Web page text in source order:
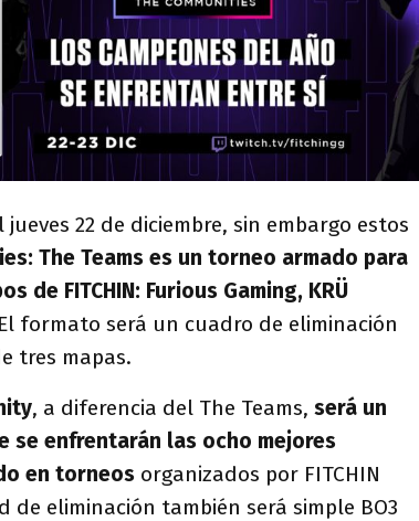
22 de diciembre, sin embargo estos
The Teams es un torneo armado para
de FITCHIN: Furious Gaming, KRÜ
formato será un cuadro de eliminación
tres mapas.
, a diferencia del The Teams, será un
se enfrentarán las ocho mejores
en torneos organizados por FITCHIN
eliminación también será simple BO3